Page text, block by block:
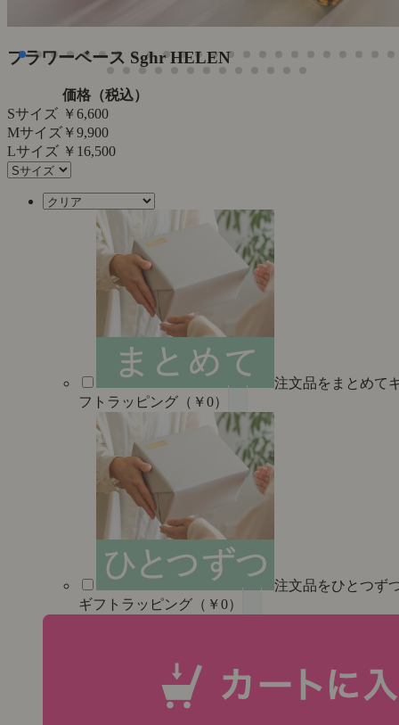
フラワーベース Sghr HELEN
価格（税込）
Sサイズ ￥6,600
Mサイズ ￥9,900
Lサイズ ￥16,500
注文品をまとめて
フトラッピング（￥0）
注文品をひとつず
ギフトラッピング（￥0）